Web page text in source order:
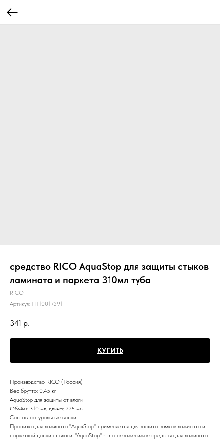
средство RICO AquaStop для защиты стыков
ламината и паркета 310мл туба
RICO
Артикул: ТП10017291
341 р.
КУПИТЬ
Производство RICO (Россия)
Вес брутто: 0,45 кг
AquaStop для защиты от влаги
Объём: 310 мл, длина: 225 мм
Состав: натуральные воски
Пропитка для ламината ''AquaStop'' применяется для защиты замков ламината и
паркетной доски от влаги. ''AquaStop'' - это незаменимое средство для ламината